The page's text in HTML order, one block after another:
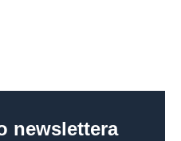
newslettera